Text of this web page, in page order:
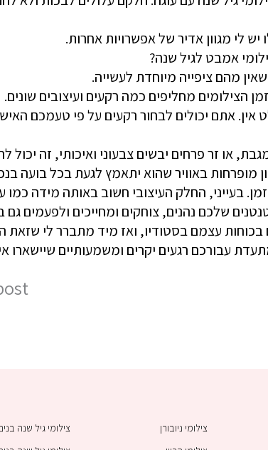
יש לי מגוון אדיר של אפשרויות אחרות.
אמבט לגיל שנה?
מהם ציפייה מיוחדת לעשייה.
הצילומים מחליפים כמה רקעים ועיצובים שונים.
אין. אתם יכולים לבחור רקעים על פי טעמכם
או זר פרחים יבשים צבעוני ואיכותי, זה יכול
מופרחות באוויר שהוא יתאמץ לגעת בכל בועה
בעייני, החלק העיצובי חשוב באותה מידה
שלכם נהנים, צוחקים ומחייכים ולפעמים גם
עצמם בסטודיו, ואז מיד מתברר לי שזאת
עבורכם רגעים יקרים ומשמעותיים שיישארו
צילומי ניובורן
צילומי גיל שנה